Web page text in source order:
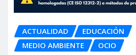
ACTUALIDAD
EDUCACIÓN
MEDIO AMBIENTE
OCIO